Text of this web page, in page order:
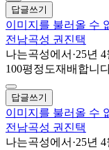
답글쓰기
이미지를 불러올 수
전남곡성 권진택
나는곡성에서 ·25년 4
100평정도재배합니
답글쓰기
이미지를 불러올 수
전남곡성 권진택
나는곡성에서 ·25년 4